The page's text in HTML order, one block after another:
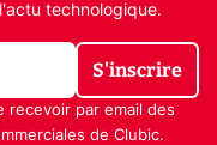
technologique.
S'inscrire
recevoir par email des
de Clubic.